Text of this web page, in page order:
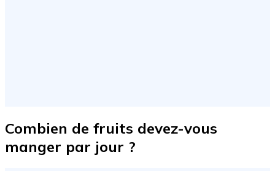
Combien de fruits devez-vous
manger par jour ?